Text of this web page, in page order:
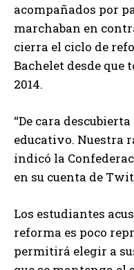
acompañados por
marchaban en
cierra el ciclo de
Bachelet desde que
2014.
“De cara
educativo. Nuestra
indicó la
en su cuenta de
Los estudiantes
reforma es poco
permitirá elegir a